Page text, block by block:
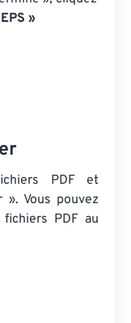
»
PDF et
Vous pouvez
fichiers PDF au